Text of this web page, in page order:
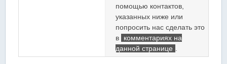
помощью контактов,
указанных ниже или
попросить нас сделать это
в
комментариях на
данной странице